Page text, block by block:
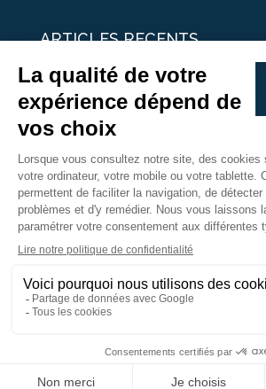
ARTICLES RECENTS
25 idées de vérandas design
Un été pour une véranda
Portes Ouvertes Véranda Extension
portes ouvertes véranda sur mesure
Nous Suivre
Copyright © 2017 - Rénoval